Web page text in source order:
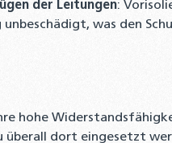
der Leitungen:
was den
hohe
überall dort eingesetzt